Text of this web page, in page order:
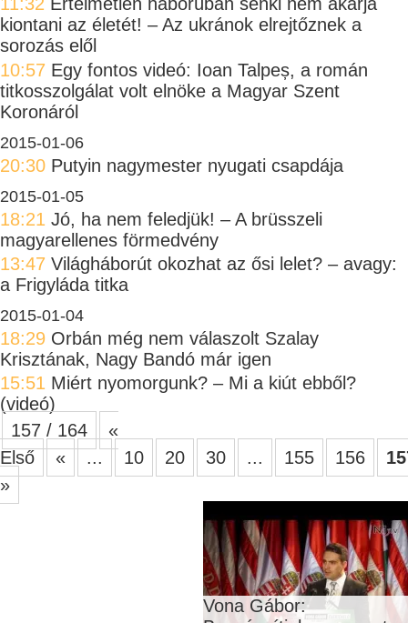
kiontani az életét! – Az ukránok elrejtőznek a
sorozás elől
10:57 Egy fontos videó: Ioan Talpeș, a román
titkosszolgálat volt elnöke a Magyar Szent
Koronáról
2015-01-06
20:30 Putyin nagymester nyugati csapdája
2015-01-05
18:21 Jó, ha nem feledjük! – A brüsszeli
magyarellenes förmedvény
13:47 Világháborút okozhat az ősi lelet? – avagy:
a Frigyláda titka
2015-01-04
18:29 Orbán még nem válaszolt Szalay
Krisztának, Nagy Bandó már igen
15:51 Miért nyomorgunk? – Mi a kiút ebből?
(videó)
157 / 164
«
Első
« ... 10 20 30 ... 155 156
»
Vona Gábor: